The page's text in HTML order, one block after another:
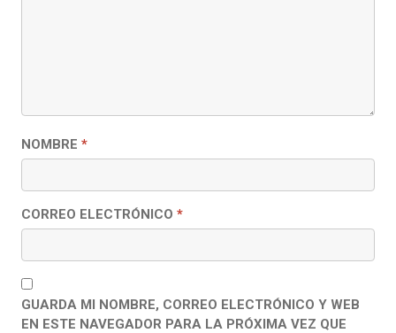
NOMBRE *
CORREO ELECTRÓNICO *
GUARDA MI NOMBRE, CORREO ELECTRÓNICO Y WEB
EN ESTE NAVEGADOR PARA LA PRÓXIMA VEZ QUE